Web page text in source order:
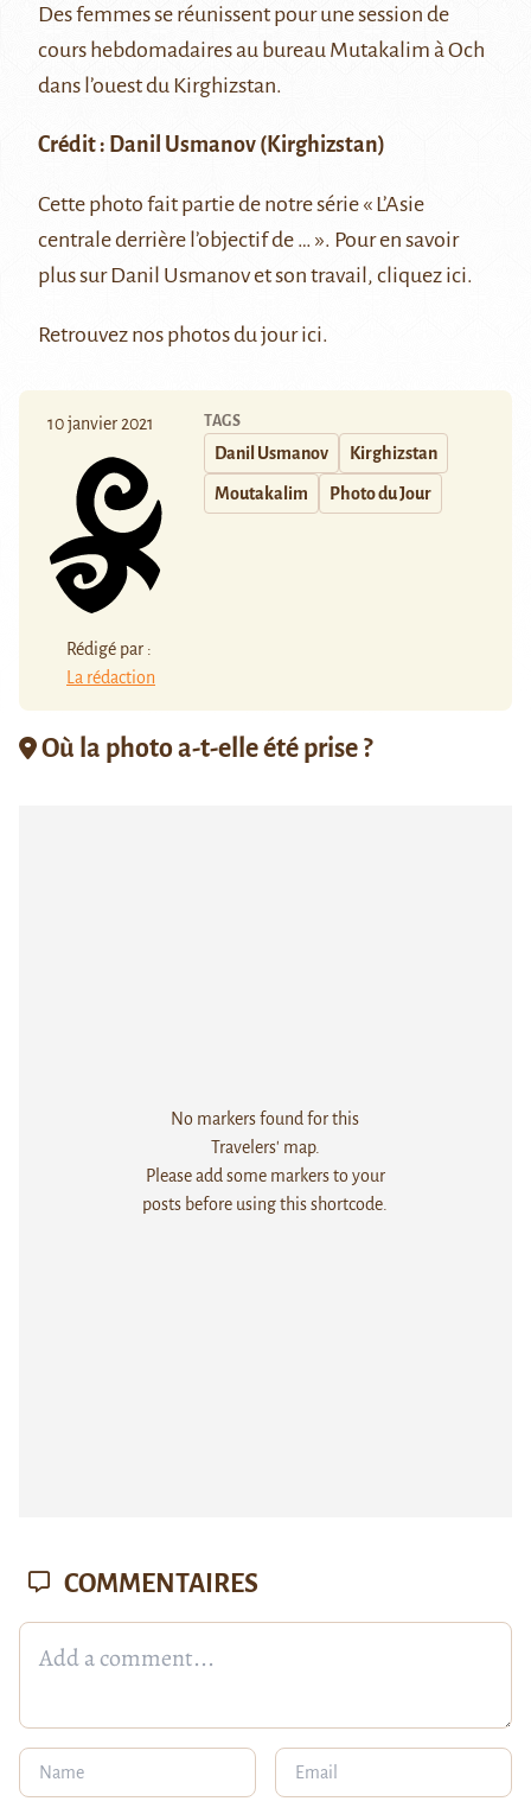
Des femmes se réunissent pour une session de
cours hebdomadaires au bureau Mutakalim àOch
dans l’ouest du Kirghizstan.
Crédit : Danil Usmanov (Kirghizstan)
Cette photo fait partie de notre série « L’Asie
centrale derrière l’objectif de … ». Pour en savoir
plus sur Danil Usmanov et son travail, cliquez ici.
Retrouvez nos photos du jourici.
10 janvier 2021
Rédigé par :
La rédaction
TAGS
Danil Usmanov Kirghizstan
Moutakalim Photo du Jour
Où la photo a-t-elle été prise ?
No markers found for this
Travelers' map.
Please add some markers to your
posts before using this shortcode.
COMMENTAIRES